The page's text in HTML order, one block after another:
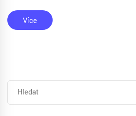
nějakou tu dobrotu na posilnění? No a
všechny starosti za dveřmi a jenom se
Více